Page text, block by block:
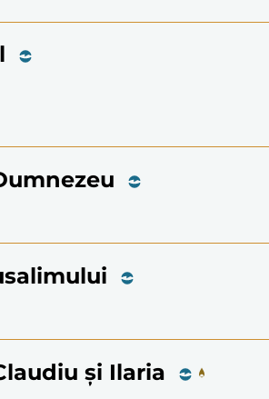
și Ilaria